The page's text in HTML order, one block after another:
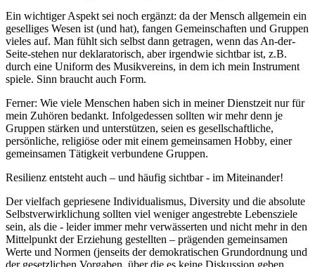
Ein wichtiger Aspekt sei noch ergänzt: da der Mensch allgemein ein
geselliges Wesen ist (und hat), fangen Gemeinschaften und Gruppen
vieles auf. Man fühlt sich selbst dann getragen, wenn das An-der-
Seite-stehen nur deklaratorisch, aber irgendwie sichtbar ist, z.B.
durch eine Uniform des Musikvereins, in dem ich mein Instrument
spiele. Sinn braucht auch Form.
Ferner: Wie viele Menschen haben sich in meiner Dienstzeit nur für
mein Zuhören bedankt. Infolgedessen sollten wir mehr denn je
Gruppen stärken und unterstützen, seien es gesellschaftliche,
persönliche, religiöse oder mit einem gemeinsamen Hobby, einer
gemeinsamen Tätigkeit verbundene Gruppen.
Resilienz entsteht auch – und häufig sichtbar - im Miteinander!
Der vielfach gepriesene Individualismus, Diversity und die absolute
Selbstverwirklichung sollten viel weniger angestrebte Lebensziele
sein, als die - leider immer mehr verwässerten und nicht mehr in den
Mittelpunkt der Erziehung gestellten – prägenden gemeinsamen
Werte und Normen (jenseits der demokratischen Grundordnung und
der gesetzlichen Vorgaben, über die es keine Diskussion geben